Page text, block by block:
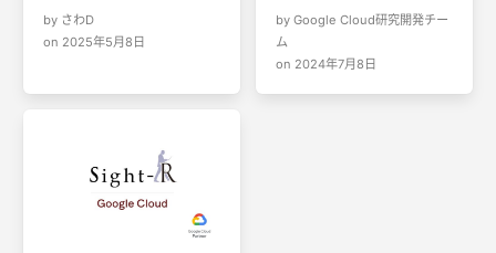
by さわD
on 2025年5月8日
by Google Cloud研究開発チー
ム
on 2024年7月8日